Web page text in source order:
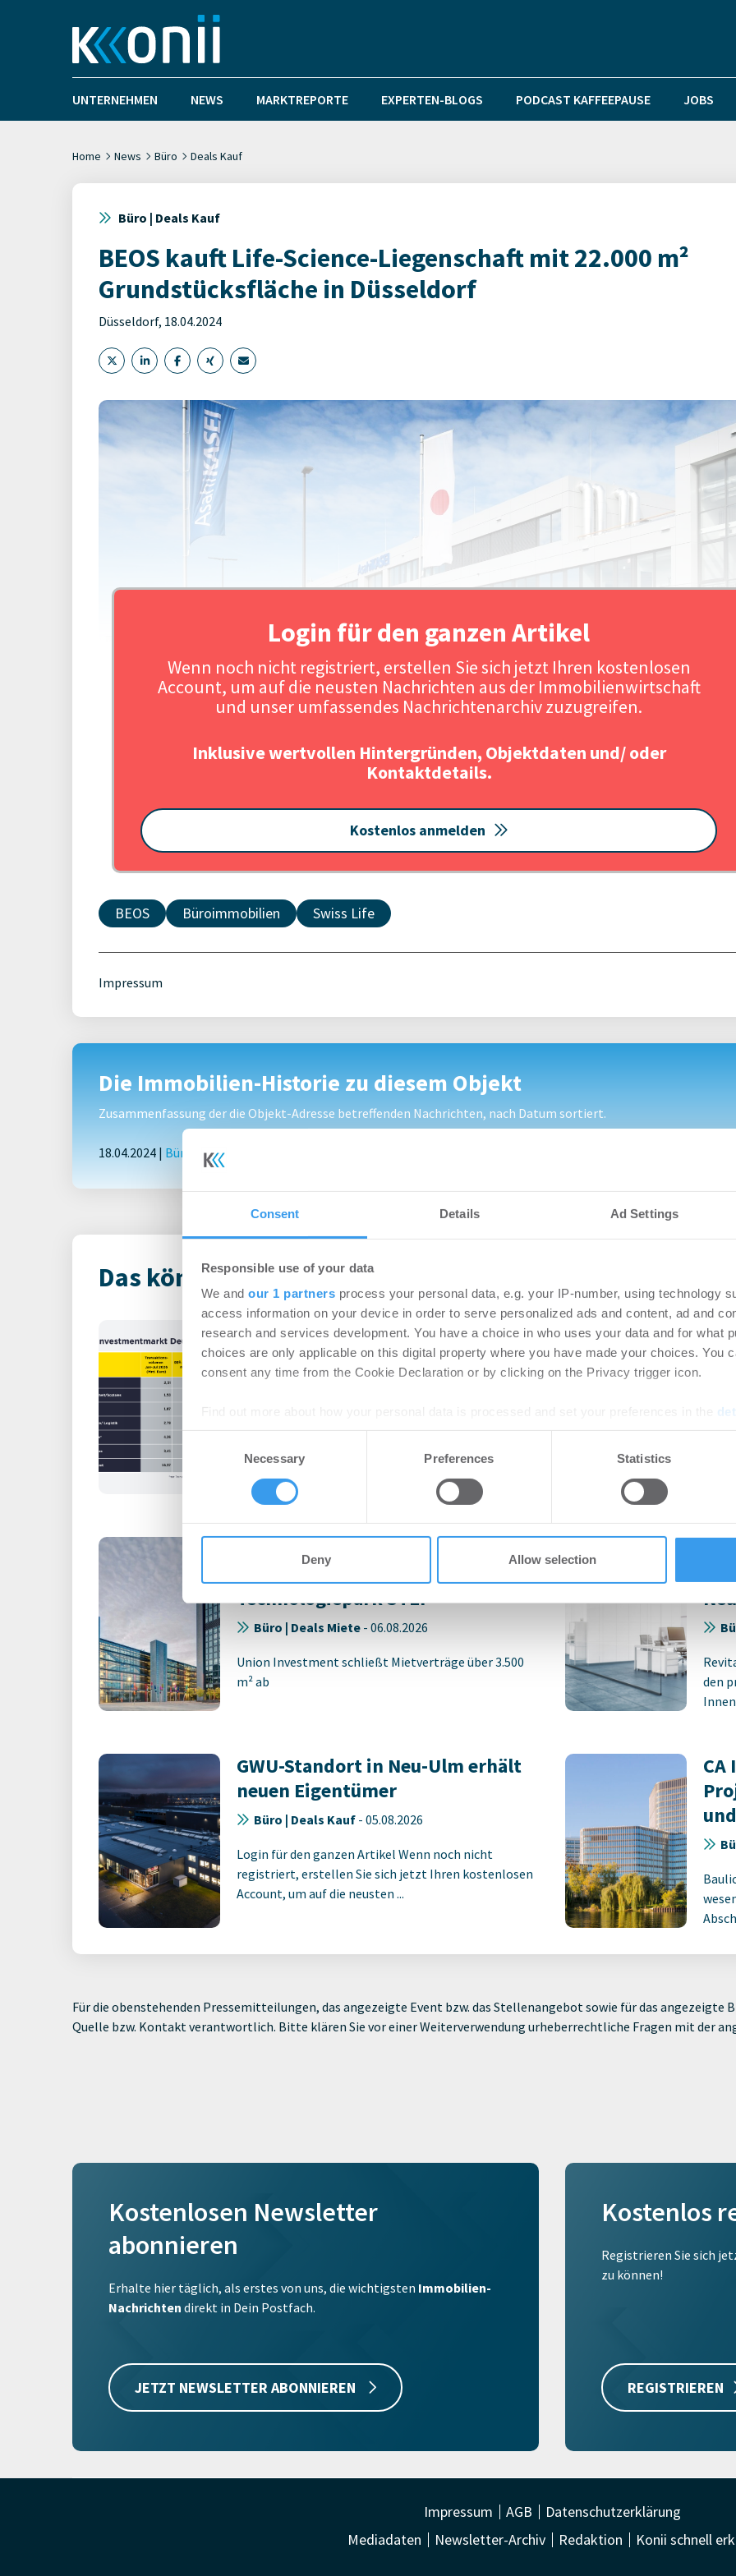
Consent Details Ad Settings
Responsible use of your data
We and our 1 partners process your personal data, e.g. your IP-number, using technology
access information on your device in order to serve personalized ads and content, ad and
research and services development. You have a choice in who uses your data and for what
choices are only applicable on this digital property where you have made your choices. You
consent any time from the Cookie Declaration or by clicking on the Privacy trigger icon.
We use cookies to personalise content and ads, to provide social media features and to
other information that you’ve provided to them or that they’ve collected from your use of their
Selection
Necessary Preferences Statistics
Deny Allow selection
UNTERNEHMEN NEWS MARKTREPORTE EXPERTEN-BLOGS PODCAST KAFFEEPAUSE JOBS
Home News Büro Deals Kauf
Büro | Deals Kauf
BEOS kauft Life-Science-Liegenschaft mit 22.000 m²
Grundstücksfläche in Düsseldorf
Düsseldorf, 18.04.2024
Quelle: Beos
Login für den ganzen Artikel
Wenn noch nicht registriert, erstellen Sie sich jetzt Ihren kostenlosen
Account, um auf die neusten Nachrichten aus der Immobilienwirtschaft
und unser umfassendes Nachrichtenarchiv zuzugreifen.
Inklusive wertvollen Hintergründen, Objektdaten und/ oder
Kontaktdetails.
Kostenlos anmelden
BEOS Büroimmobilien Swiss Life
Impressum
Die Immobilien-Historie zu diesem Objekt
Zusammenfassung der die Objekt-Adresse betreffenden Nachrichten, nach Datum sortiert.
18.04.2024 | Büro Deals Kauf
Das könnte Dich auch interessieren
Immobilieninvestmentmarkt
Deutschland – August 2026
Account, um auf die neusten ...
Büromieter verlängern und
expandieren im Stuttgarter
Technologiepark STEP
Büro | Deals Miete - 06.08.2026
Union Investment schließt Mietverträge über 3.500
m² ab
den
GWU-Standort in Neu-Ulm erhält
neuen Eigentümer
Büro | Deals Kauf - 05.08.2026
Login für den ganzen Artikel Wenn noch nicht
registriert, erstellen Sie sich jetzt Ihren kostenlosen
Account, um auf die neusten ...
Für die obenstehenden Pressemitteilungen, das angezeigte Event bzw. das Stellenangebot sowie für das angezeigte
Quelle bzw. Kontakt verantwortlich. Bitte klären Sie vor einer Weiterverwendung urheberrechtliche Fragen mit der
Kostenlosen Newsletter
abonnieren
Erhalte hier täglich, als erstes von uns, die wichtigsten Immobilien-
Nachrichten direkt in Dein Postfach.
JETZT NEWSLETTER ABONNIEREN
Kostenlos
Registrieren Sie sich
zu können!
REGISTRIEREN
Impressum AGB
Datenschutzerklärung
Mediadaten
Newsletter-Archiv Redaktion Konii schnell